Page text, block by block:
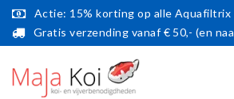
Actie: 15% korting op alle
Gratis verzending vanaf € 50,- (en